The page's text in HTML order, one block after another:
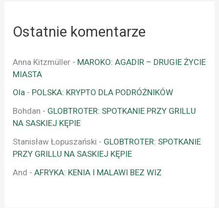
Ostatnie komentarze
Anna Kitzmüller - MAROKO: AGADIR – DRUGIE ŻYCIE
MIASTA
Ola - POLSKA: KRYPTO DLA PODRÓŻNIKÓW
Bohdan - GLOBTROTER: SPOTKANIE PRZY GRILLU
NA SASKIEJ KĘPIE
Stanisław Łopuszański - GLOBTROTER: SPOTKANIE
PRZY GRILLU NA SASKIEJ KĘPIE
And -AFRYKA: KENIA I MALAWI BEZ WIZ